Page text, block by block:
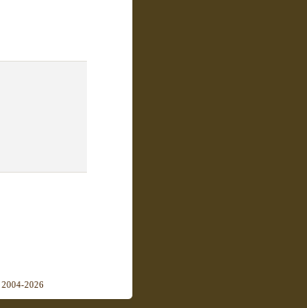
2004-2026